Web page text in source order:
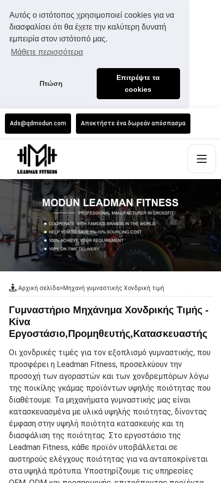
Αυτός ο ιστότοπος χρησιμοποιεί cookies για να
διασφαλίσει ότι θα έχετε την καλύτερη δυνατή
εμπειρία στον ιστότοπό μας.
Μάθετε περισσότερα
Πτώση
Επιτρέψτε τα
cookies
Ads@qdmodun.com Αποκτήστε ένα δωρεάν απόσπασμα
Αρχική σελίδα>Μηχανή γυμναστικής Χονδρική τιμή
Γυμναστήριο Μηχάνημα Χονδρικής Τιμής -
Κίνα
Εργοστάσιο,Προμηθευτής,Κατασκευαστής
Οι χονδρικές τιμές για τον εξοπλισμό γυμναστικής, που
προσφέρει η Leadman Fitness, προσελκύουν την
προσοχή των αγοραστών και των χονδρεμπόρων λόγω
της ποικίλης γκάμας προϊόντων υψηλής ποιότητας που
διαθέτουμε. Τα μηχανήματα γυμναστικής μας είναι
κατασκευασμένα με υλικά υψηλής ποιότητας, δίνοντας
έμφαση στην υψηλή ποιότητα κατασκευής και τη
διασφάλιση της ποιότητας. Στο εργοστάσιο της
Leadman Fitness, κάθε προϊόν υποβάλλεται σε
αυστηρούς ελέγχους ποιότητας για να ανταποκρίνεται
στα υψηλά πρότυπα. Υποστηρίζουμε τις υπηρεσίες